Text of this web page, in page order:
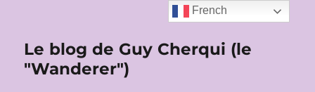
Le blog de Guy Cherqui (le
"Wanderer")
French